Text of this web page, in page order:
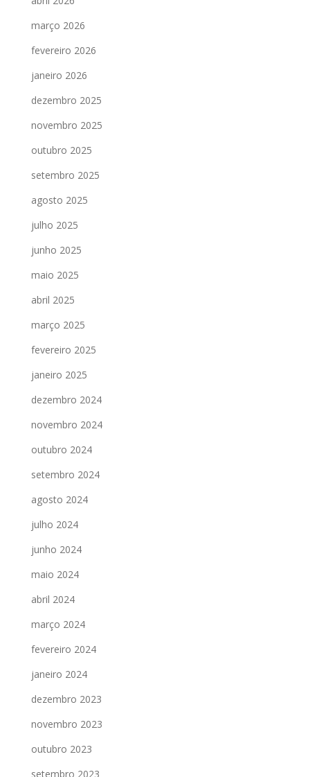
março 2026
fevereiro 2026
janeiro 2026
dezembro 2025
novembro 2025
outubro 2025
setembro 2025
agosto 2025
julho 2025
junho 2025
maio 2025
abril 2025
março 2025
fevereiro 2025
janeiro 2025
dezembro 2024
novembro 2024
outubro 2024
setembro 2024
agosto 2024
julho 2024
junho 2024
maio 2024
abril 2024
março 2024
fevereiro 2024
janeiro 2024
dezembro 2023
novembro 2023
outubro 2023
setembro 2023